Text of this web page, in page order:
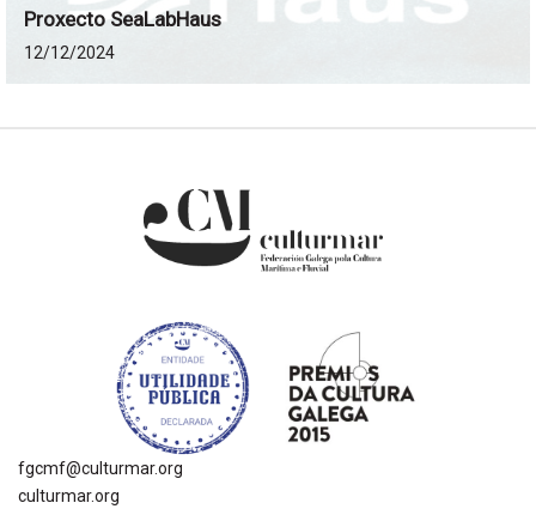
Proxecto SeaLabHaus
12/12/2024
fgcmf@culturmar.org
culturmar.org